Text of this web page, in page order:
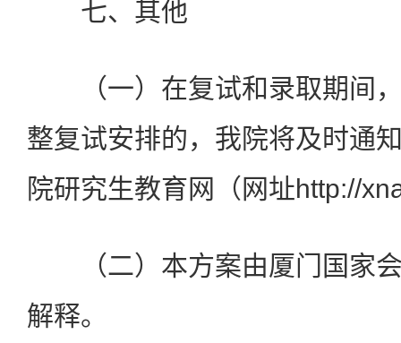
七、其他
（一）在复试和录取期间，
整复试安排的，我院将及时通
院研究生教育网（网址http://
（二）本方案由厦门国家会
解释。